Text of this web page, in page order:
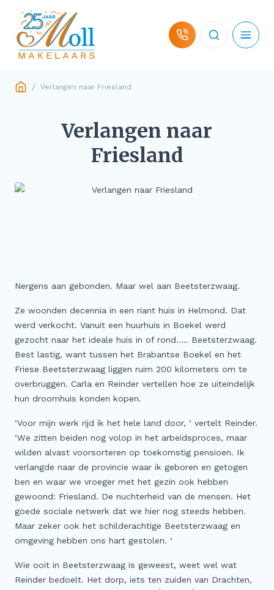
Hulp bij koop
Hulp bij verkoop
Meer
Buitenstate Makelaar
Woningwaarde (indicatie) in één minuut…
Zoeker aangeboden!
Koop zonder risico
Waardevast Garantie
Gratis Zoekservice
Blog & Vlog
Veelgestelde vragen
/ Verlangen naar Friesland
Verlangen naar
Friesland
Nergens aan gebonden. Maar wel aan Beetsterzwaag.
Ze woonden decennia in een riant huis in Helmond. Dat
werd verkocht. Vanuit een huurhuis in Boekel werd
gezocht naar het ideale huis in of rond….. Beetsterzwaag.
Best lastig, want tussen het Brabantse Boekel en het
Friese Beetsterzwaag liggen ruim 200 kilometers om te
overbruggen. Carla en Reinder vertellen hoe ze uiteindelijk
hun droomhuis konden kopen.
‘Voor mijn werk rijd ik het hele land door, ‘ vertelt Reinder.
‘We zitten beiden nog volop in het arbeidsproces, maar
wilden alvast voorsorteren op toekomstig pensioen. Ik
verlangde naar de provincie waar ik geboren en getogen
ben en waar we vroeger met het gezin ook hebben
gewoond: Friesland. De nuchterheid van de mensen. Het
goede sociale netwerk dat we hier nog steeds hebben.
Maar zeker ook het schilderachtige Beetsterzwaag en
omgeving hebben ons hart gestolen. ‘
Wie ooit in Beetsterzwaag is geweest, weet wel wat
Reinder bedoelt. Het dorp, iets ten zuiden van Drachten,